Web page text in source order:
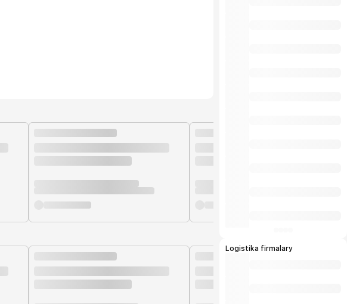
Logistika firmalary